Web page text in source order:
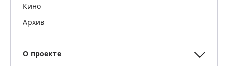
Кино
Архив
О проекте